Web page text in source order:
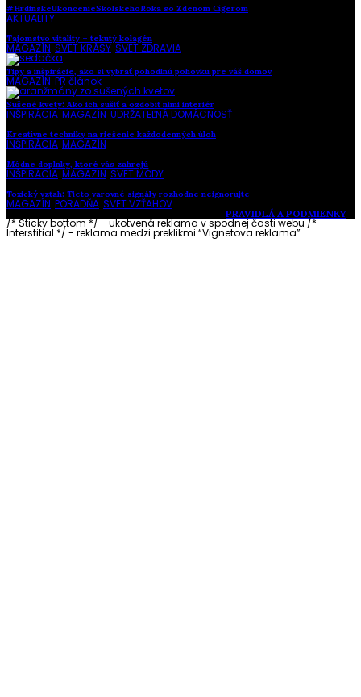
#HrdinskeUkoncenieSkolskehoRoka so Zdenom Cígerom
AKTUALITY
Tajomstvo vitality – tekutý kolagén
MAGAZÍN SVET KRÁSY SVET ZDRAVIA
Tipy a inšpirácie, ako si vybrať pohodlnú pohovku pre váš domov
MAGAZÍN PR článok
Sušené kvety: Ako ich sušiť a ozdobiť nimi interiér
INŠPIRÁCIA MAGAZÍN UDRŽATEĽNÁ DOMÁCNOSŤ
Kreatívne techniky na riešenie každodenných úloh
INŠPIRÁCIA MAGAZÍN
Módne doplnky, ktoré vás zahrejú
INŠPIRÁCIA MAGAZÍN SVET MÓDY
Toxický vzťah: Tieto varovné signály rozhodne neignorujte
MAGAZÍN PORADŇA SVET VZŤAHOV
PRAVIDLÁ A PODMIENKY
/* Sticky bottom */ - ukotvená reklama v spodnej časti webu/*
Interstitial */ - reklama medzi preklikmi “Vignetova reklama”